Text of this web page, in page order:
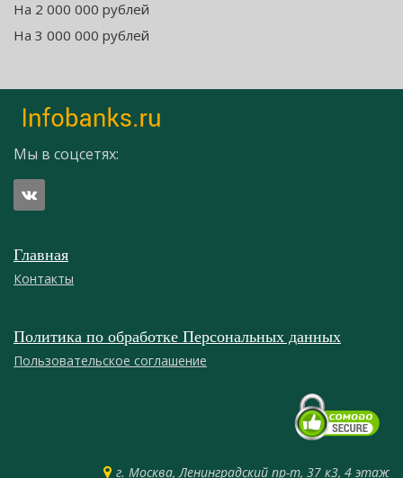
На 2 000 000 рублей
На 3 000 000 рублей
Мы в соцсетях:
Главная
Контакты
Политика по обработке Персональных данных
Пользовательское соглашение
г. Москва, Ленинградский пр-т, 37 к3, 4 этаж